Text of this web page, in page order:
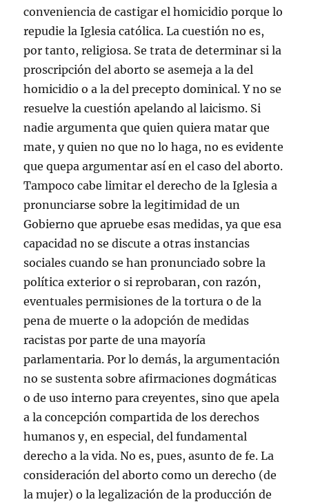
conveniencia de castigar el homicidio porque lo
repudie la Iglesia católica. La cuestión no es,
por tanto, religiosa. Se trata de determinar si la
proscripción del aborto se asemeja a la del
homicidio o a la del precepto dominical. Y no se
resuelve la cuestión apelando al laicismo. Si
nadie argumenta que quien quiera matar que
mate, y quien no que no lo haga, no es evidente
que quepa argumentar así en el caso del aborto.
Tampoco cabe limitar el derecho de la Iglesia a
pronunciarse sobre la legitimidad de un
Gobierno que apruebe esas medidas, ya que esa
capacidad no se discute a otras instancias
sociales cuando se han pronunciado sobre la
política exterior o si reprobaran, con razón,
eventuales permisiones de la tortura o de la
pena de muerte o la adopción de medidas
racistas por parte de una mayoría
parlamentaria. Por lo demás, la argumentación
no se sustenta sobre afirmaciones dogmáticas
o de uso interno para creyentes, sino que apela
a la concepción compartida de los derechos
humanos y, en especial, del fundamental
derecho a la vida. No es, pues, asunto de fe. La
consideración del aborto como un derecho (de
la mujer) o la legalización de la producción de